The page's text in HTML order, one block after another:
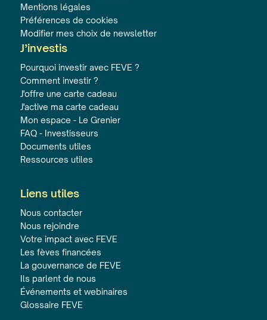
Mentions légales
Préférences de cookies
Modifier mes choix de newsletter
J’investis
Pourquoi investir avec FEVE ?
Comment investir ?
J'offre une carte cadeau
J'active ma carte cadeau
Mon espace - Le Grenier
FAQ - Investisseurs
Documents utiles
Ressources utiles
Liens utiles
Nous contacter
Nous rejoindre
Votre impact avec FEVE
Les fèves financées
La gouvernance de FEVE
Ils parlent de nous
Événements et webinaires
Glossaire FEVE